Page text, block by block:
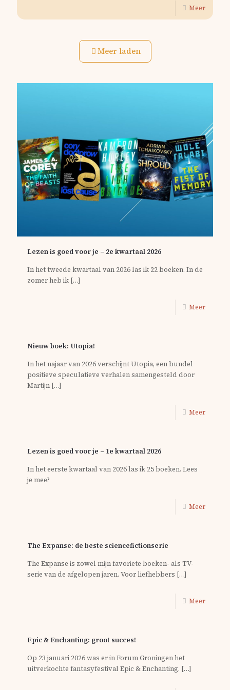
Meer
Meer laden
Lezen is goed voor je – 2e kwartaal 2026
In het tweede kwartaal van 2026 las ik 22 boeken. In de
zomer heb ik […]
Meer
Nieuw boek: Utopia!
In het najaar van 2026 verschijnt Utopia, een bundel
positieve speculatieve verhalen samengesteld door
Martijn […]
Meer
Lezen is goed voor je – 1e kwartaal 2026
In het eerste kwartaal van 2026 las ik 25 boeken. Lees
je mee?
Meer
The Expanse: de beste sciencefictionserie
The Expanse is zowel mijn favoriete boeken- als TV-
serie van de afgelopen jaren. Voor liefhebbers […]
Meer
Epic & Enchanting: groot succes!
Op 23 januari 2026 was er in Forum Groningen het
uitverkochte fantasyfestival Epic & Enchanting. […]